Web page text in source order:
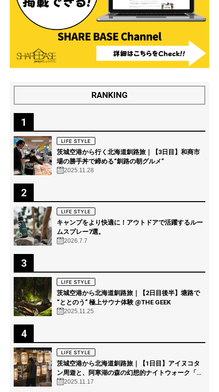
RANKING
1
LIFE STYLE
茨城空港から行く北海道釧路旅｜【3日目】和商市
場の勝手丼で締める“釧路の朝グルメ”
2025.11.28
2
LIFE STYLE
キャンプをより快適に！アウトドアで活躍するルー
ムスプレー7選。
2026.7.7
3
LIFE STYLE
茨城空港から北海道釧路旅｜【2日目後半】塘路で
“ととのう” 極上サウナ体験 @THE GEEK
2025.11.25
4
LIFE STYLE
茨城空港から北海道釧路旅｜【1日目】アイヌコタ
ン周遊と、阿寒湖の森の幻想的ナイトウォーク「カ
ムイルミナ」を体験！
2025.11.17